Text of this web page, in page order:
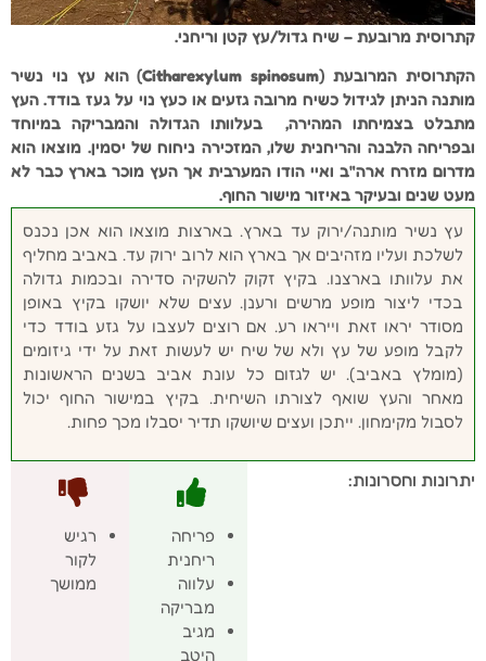
קתרוסית מרובעת – שיח גדול/עץ קטן וריחני.
הקתרוסית המרובעת (Citharexylum spinosum) הוא עץ נוי נשיר
מותנה הניתן לגידול כשיח מרובה גזעים או כעץ נוי על געז בודד. העץ
מתבלט בצמיחתו המהירה, בעלוותו הגדולה והמבריקה במיוחד
ובפריחה הלבנה והריחנית שלו, המזכירה ניחוח של יסמין. מוצאו הוא
מדרום מזרח ארה"ב ואיי הודו המערבית אך העץ מוכר בארץ כבר לא
מעט שנים ובעיקר באיזור מישור החוף.
עץ נשיר מותנה/ירוק עד בארץ. בארצות מוצאו הוא אכן נכנס
לשלכת ועליו מזהיבים אך בארץ הוא לרוב ירוק עד. באביב מחליף
את עלוותו בארצנו. בקיץ זקוק להשקיה סדירה ובכמות גדולה
בכדי ליצור מופע מרשים ורענן. עצים שלא יושקו בקיץ באופן
מסודר יראו זאת וייראו רע. אם רוצים לעצבו על גזע בודד כדי
לקבל מופע של עץ ולא של שיח יש לעשות זאת על ידי גיזומים
(מומלץ באביב). יש לגזום כל עונת אביב בשנים הראשונות
מאחר והעץ שואף לצורתו השיחית. בקיץ במישור החוף יכול
לסבול מקימחון. ייתכן ועצים שיושקו תדיר יסבלו מכך פחות.
יתרונות וחסרונות:
פריחה
ריחנית
עלווה
מבריקה
מגיב
היטב
רגיש
לקור
ממושך